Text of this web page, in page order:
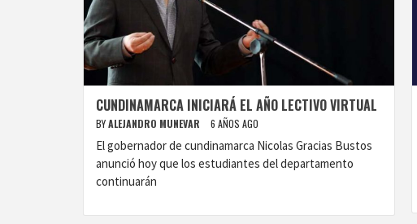
CUNDINAMARCA INICIARÁ EL AÑO LECTIVO VIRTUAL
BYALEJANDRO MUNEVAR 6 AÑOS AGO
El gobernador de cundinamarca Nicolas Gracias Bustos
anunció hoy que los estudiantes del departamento
continuarán